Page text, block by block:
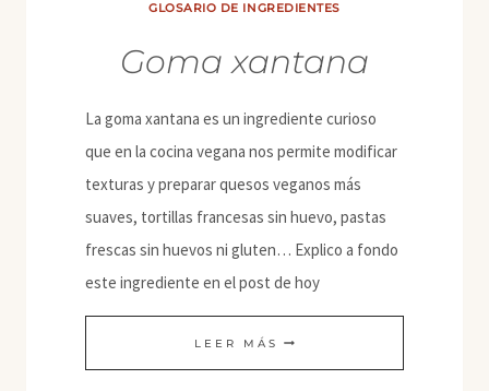
GLOSARIO DE INGREDIENTES
Goma xantana
La goma xantana es un ingrediente curioso
que en la cocina vegana nos permite modificar
texturas y preparar quesos veganos más
suaves, tortillas francesas sin huevo, pastas
frescas sin huevos ni gluten… Explico a fondo
este ingrediente en el post de hoy
LEER MÁS GOMA
XANTANA